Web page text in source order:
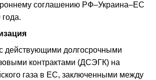
соглашению РФ–Украина–ЕС
действующими долгосрочными
контрактами (ДСЭГК) на
газа в ЕС, заключенными между